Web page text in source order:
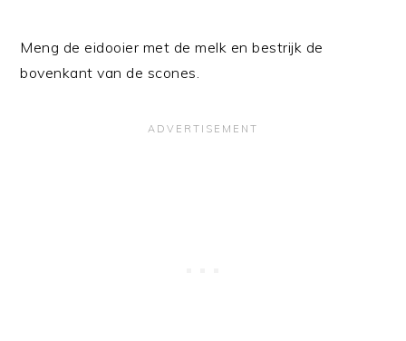
Meng de eidooier met de melk en bestrijk de
bovenkant van de scones.